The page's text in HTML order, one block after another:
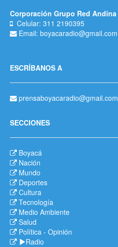
Corporación Grupo Red Andina
Celular: 311 2190395
Email: boyacaradio@gmail.com
ESCRÍBANOS A
prensaboyacaradio@gmail.com
SECCIONES
Boyacá
Nación
Mundo
Deportes
Cultura
Tecnología
Medio Ambiente
Salud
Política - Opinión
Radio